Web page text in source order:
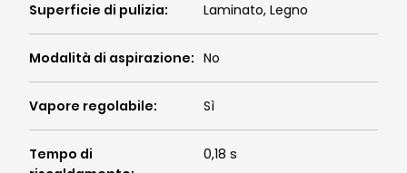
Superficie di pulizia: Laminato, Legno
Modalità di aspirazione: No
Vapore regolabile: Sì
Tempo di
0,18 s